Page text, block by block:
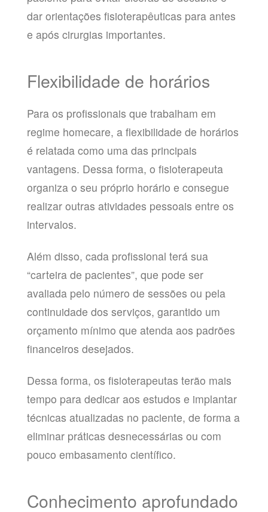
dar orientações fisioterapêuticas para antes
e após cirurgias importantes.
Flexibilidade de horários
Para os profissionais que trabalham em
regime homecare, a flexibilidade de horários
é relatada como uma das principais
vantagens. Dessa forma, o fisioterapeuta
organiza o seu próprio horário e consegue
realizar outras atividades pessoais entre os
intervalos.
Além disso, cada profissional terá sua
“carteira de pacientes”, que pode ser
avaliada pelo número de sessões ou pela
continuidade dos serviços, garantido um
orçamento mínimo que atenda aos padrões
financeiros desejados.
Dessa forma, os fisioterapeutas terão mais
tempo para dedicar aos estudos e implantar
técnicas atualizadas no paciente, de forma a
eliminar práticas desnecessárias ou com
pouco embasamento científico.
Conhecimento aprofundado